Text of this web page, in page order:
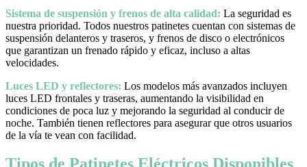
Sistema de suspensión y frenos de alta calidad: La seguridad es
nuestra prioridad. Todos nuestros patinetes cuentan con sistemas de
suspensión delanteros y traseros, y frenos de disco o electrónicos
que garantizan un frenado rápido y eficaz, incluso a altas
velocidades.
Luces LED y reflectores: Los modelos más avanzados incluyen
luces LED frontales y traseras, aumentando la visibilidad en
condiciones de poca luz y mejorando la seguridad al conducir de
noche. También tienen reflectores para asegurar que otros usuarios
de la vía te vean con facilidad.